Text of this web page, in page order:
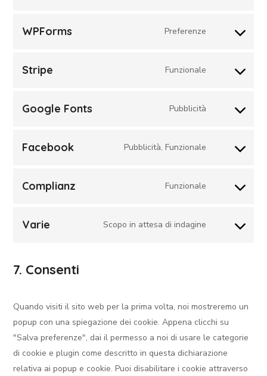
WPForms Preferenze
Stripe Funzionale
Google Fonts Pubblicità
Facebook Pubblicità, Funzionale
Complianz Funzionale
Varie Scopo in attesa di indagine
7. Consenti
Quando visiti il sito web per la prima volta, noi mostreremo un
popup con una spiegazione dei cookie. Appena clicchi su
"Salva preferenze", dai il permesso a noi di usare le categorie
di cookie e plugin come descritto in questa dichiarazione
relativa ai popup e cookie. Puoi disabilitare i cookie attraverso